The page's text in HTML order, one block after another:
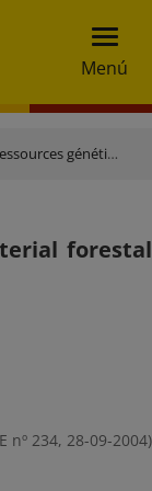
Menú
génétiques et contrôle du commerce
forestal
nº 234, 28-09-2004)